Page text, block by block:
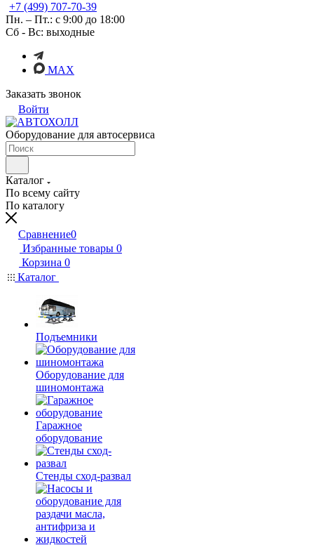
+7 (499) 707-70-39
Пн. – Пт.: с 9:00 до 18:00
Сб - Вс: выходные
MAX
Заказать звонок
Войти
Оборудование для автосервиса
Каталог
По всему сайту
По каталогу
Сравнение0
Избранные товары 0
Корзина 0
Каталог
Подъемники
Оборудование для
шиномонтажа
Гаражное
оборудование
Стенды сход-развал